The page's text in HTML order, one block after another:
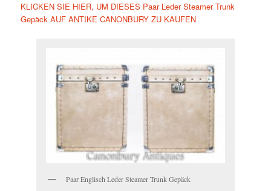
KLICKEN SIE HIER, UM DIESES Paar Leder Steamer Trunk
Gepäck AUF ANTIKE CANONBURY ZU KAUFEN
Paar Englisch Leder Steamer Trunk Gepäck